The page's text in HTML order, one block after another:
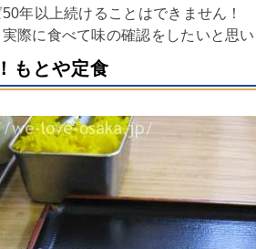
年以上続けることはできません！
際に食べて味の確認をしたいと思い
もとや定食